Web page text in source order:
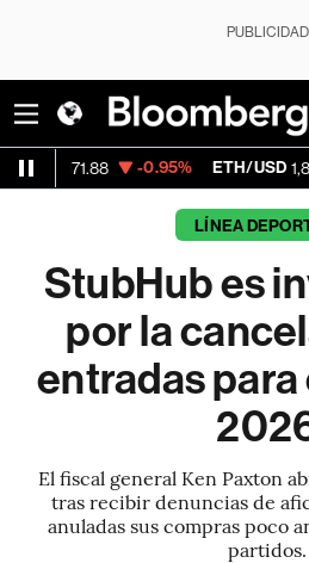
PUBLICIDAD
-0.95% ETH/USD 1,892.925
LÍNEA
StubHub es
por la
entradas para
El fiscal general Ken Paxton
tras recibir denuncias de
anuladas sus compras poco
partidos.